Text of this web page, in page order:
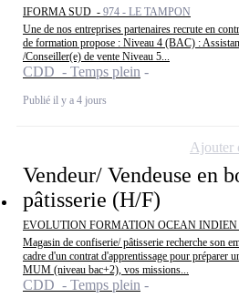
IFORMA SUD - 974 - LE TAMPON
Une de nos entreprises partenaires recrute en
de formation propose : Niveau 4 (BAC) :
/Conseiller(e) de vente Niveau 5...
CDD - Temps plein
Publié il y a 4 jours
Vendeur/ Vendeuse en
pâtisserie (H/F)
EVOLUTION FORMATION OCEAN
Magasin de confiserie/ pâtisserie recherche son
cadre d'un contrat d'apprentissage pour préparer
MUM (niveau bac+2), vos missions...
CDD - Temps plein
Ajouter